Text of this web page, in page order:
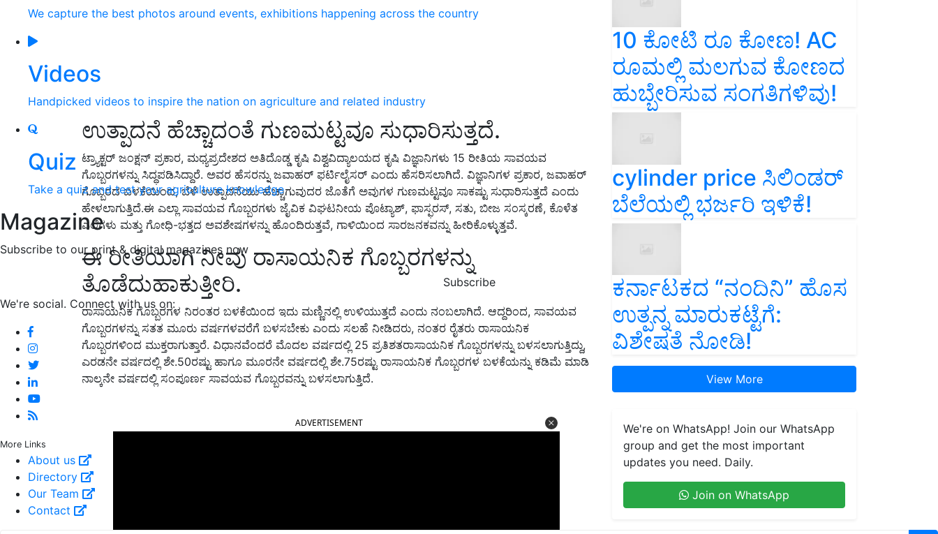
We capture the best photos around events, exhibitions happening across the country
Videos
Handpicked videos to inspire the nation on agriculture and related industry
Quiz
Take a quiz and test your agriculture knowledge
Magazine
Subscribe to our print & digital magazines now
Subscribe
We're social. Connect with us on:
More Links
About us
Directory
Our Team
Contact
ಉತ್ಪಾದನೆ ಹೆಚ್ಚಾದಂತೆ ಗುಣಮಟ್ಟವೂ ಸುಧಾರಿಸುತ್ತದೆ.
ಟ್ರ್ಯಾಕ್ಟರ್ ಜಂಕ್ಷನ್ ಪ್ರಕಾರ, ಮಧ್ಯಪ್ರದೇಶದ ಅತಿದೊಡ್ಡ ಕೃಷಿ ವಿಶ್ವವಿದ್ಯಾಲಯದ ಕೃಷಿ ವಿಜ್ಞಾನಿಗಳು 15 ರೀತಿಯ ಸಾವಯವ
ಗೊಬ್ಬರಗಳನ್ನು ಸಿದ್ಧಪಡಿಸಿದ್ದಾರೆ. ಅವರ ಹೆಸರನ್ನು ಜವಾಹರ್ ಫರ್ಟಿಲೈಸರ್ ಎಂದು ಹೆಸರಿಸಲಾಗಿದೆ. ವಿಜ್ಞಾನಿಗಳ ಪ್ರಕಾರ, ಜವಾಹರ್
ಗೊಬ್ಬರದ ಬಳಕೆಯಿಂದ, ಬೆಳೆ ಉತ್ಪಾದನೆಯು ಹೆಚ್ಚಾಗುವುದರ ಜೊತೆಗೆ ಅವುಗಳ ಗುಣಮಟ್ಟವೂ ಸಾಕಷ್ಟು ಸುಧಾರಿಸುತ್ತದೆ ಎಂದು
ಹೇಳಲಾಗುತ್ತಿದೆ.ಈ ಎಲ್ಲಾ ಸಾವಯವ ಗೊಬ್ಬರಗಳು ಜೈವಿಕ ವಿಘಟನೀಯ ಪೊಟ್ಯಾಶ್, ಫಾಸ್ಫರಸ್, ಸತು, ಬೀಜ ಸಂಸ್ಕರಣೆ, ಕೊಳೆತ
ಎಲೆಗಳು ಮತ್ತು ಗೋಧಿ-ಭತ್ತದ ಅವಶೇಷಗಳನ್ನು ಹೊಂದಿರುತ್ತವೆ, ಗಾಳಿಯಿಂದ ಸಾರಜನಕವನ್ನು ಹೀರಿಕೊಳ್ಳುತ್ತವೆ.
ಈ ರೀತಿಯಾಗಿ ನೀವು ರಾಸಾಯನಿಕ ಗೊಬ್ಬರಗಳನ್ನು
ತೊಡೆದುಹಾಕುತ್ತೀರಿ.
ರಾಸಾಯನಿಕ ಗೊಬ್ಬರಗಳ ನಿರಂತರ ಬಳಕೆಯಿಂದ ಇದು ಮಣ್ಣಿನಲ್ಲಿ ಉಳಿಯುತ್ತದೆ ಎಂದು ನಂಬಲಾಗಿದೆ. ಆದ್ದರಿಂದ, ಸಾವಯವ
ಗೊಬ್ಬರಗಳನ್ನು ಸತತ ಮೂರು ವರ್ಷಗಳವರೆಗೆ ಬಳಸಬೇಕು ಎಂದು ಸಲಹೆ ನೀಡಿದರು, ನಂತರ ರೈತರು ರಾಸಾಯನಿಕ
ಗೊಬ್ಬರಗಳಿಂದ ಮುಕ್ತರಾಗುತ್ತಾರೆ. ವಿಧಾನವೆಂದರೆ ಮೊದಲ ವರ್ಷದಲ್ಲಿ 25 ಪ್ರತಿಶತರಾಸಾಯನಿಕ ಗೊಬ್ಬರಗಳನ್ನು ಬಳಸಲಾಗುತ್ತಿದ್ದು,
ಎರಡನೇ ವರ್ಷದಲ್ಲಿ ಶೇ.50ರಷ್ಟು ಹಾಗೂ ಮೂರನೇ ವರ್ಷದಲ್ಲಿ ಶೇ.75ರಷ್ಟು ರಾಸಾಯನಿಕ ಗೊಬ್ಬರಗಳ ಬಳಕೆಯನ್ನು ಕಡಿಮೆ ಮಾಡಿ
ನಾಲ್ಕನೇ ವರ್ಷದಲ್ಲಿ ಸಂಪೂರ್ಣ ಸಾವಯವ ಗೊಬ್ಬರವನ್ನು ಬಳಸಲಾಗುತ್ತಿದೆ.
10 ಕೋಟಿ ರೂ ಕೋಣ! AC
ರೂಮಲ್ಲಿ ಮಲಗುವ ಕೋಣದ
ಹುಬ್ಬೇರಿಸುವ ಸಂಗತಿಗಳಿವು!
cylinder price ಸಿಲಿಂಡರ್‌
ಬೆಲೆಯಲ್ಲಿ ಭರ್ಜರಿ ಇಳಿಕೆ!
ಕರ್ನಾಟಕದ “ನಂದಿನಿ” ಹೊಸ
ಉತ್ಪನ್ನ ಮಾರುಕಟ್ಟೆಗೆ:
ವಿಶೇಷತೆ ನೋಡಿ!
View More
We're on WhatsApp! Join our WhatsApp
group and get the most important
updates you need. Daily.
Join on WhatsApp